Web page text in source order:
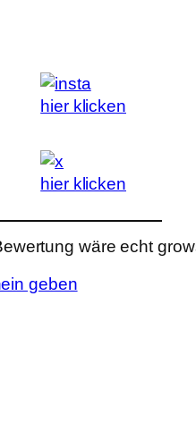
hier klicken
hier klicken
wäre echt
geben